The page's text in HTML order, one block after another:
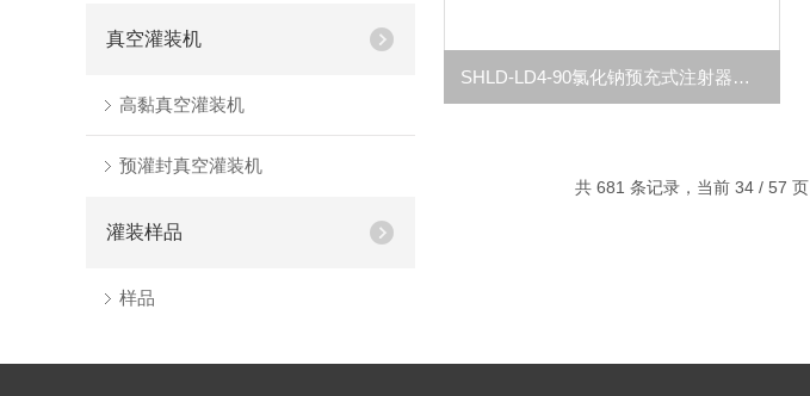
真空灌装机
高黏真空灌装机
预灌封真空灌装机
灌装样品
样品
SHLD-LD4-90氯化钠预充式注射器生产线
共 681 条记录，当前 34 / 57 页